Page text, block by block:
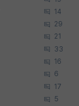
14
29
21
33
16
6
17
5